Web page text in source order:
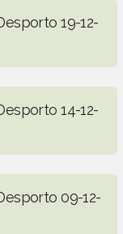
19-12-
14-12-
09-12-